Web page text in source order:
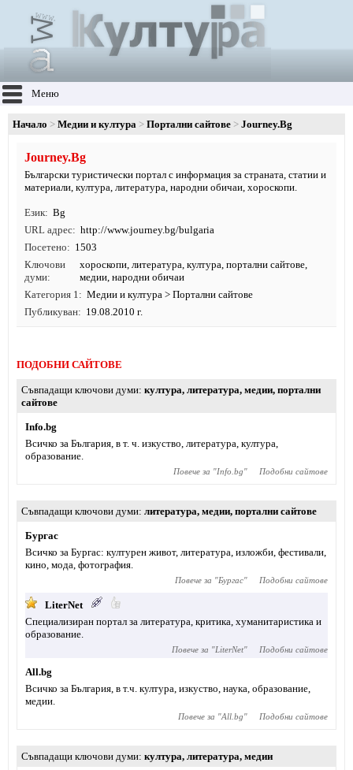
Меню
Начало Медии и култура Портални сайтове Journey.Bg
Journey.Bg
Български туристически портал с информация за страната, статии и
материали, култура, литература, народни обичаи, хороскопи.
Език
Bg
URL адрес
http://www.journey.bg/bulgaria
Посетено
1503
Ключови
думи
хороскопи,литература,култура,портални сайтове,
медии, народни обичаи
Категория 1
Медии и култура > Портални сайтове
Публикуван
19.08.2010 г.
ПОДОБНИ САЙТОВЕ
Съвпадащи ключови думи култура, литература, медии, портални
сайтове
Info.bg
Всичко за България, в т. ч. изкуство, литература, култура,
образование.
Повече за "Info.bg" Подобни сайтове
Съвпадащи ключови думи литература, медии, портални сайтове
Бургас
Всичко за Бургас: културен живот, литература, изложби, фестивали,
кино, мода, фотография.
Повече за "Бургас" Подобни сайтове
LiterNet
Специализиран портал за литература, критика, хуманитаристика и
образование.
Повече за "LiterNet" Подобни сайтове
All.bg
Всичко за България, в т.ч. култура, изкуство, наука, образование,
медии.
Повече за "All.bg" Подобни сайтове
Съвпадащи ключови думи култура, литература, медии